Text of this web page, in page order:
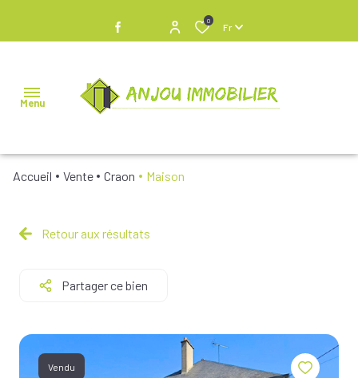
0
Fr
Menu
VENDRE
BIENS
BIENS À
Accueil Vente Craon Maison
Retour aux résultats
Partager ce bien
Vendu